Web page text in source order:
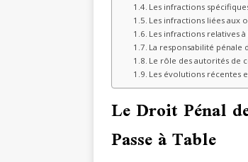
Les infractions
Les infractions liées aux
Les infractions relatives
La responsabilité pénale
Le rôle des autorités de
Les évolutions récentes
Le Droit Pénal
Passe à Table